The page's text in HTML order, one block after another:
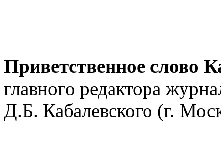
Приветственное слово
главного редактора
Д.Б. Кабалевского (г.